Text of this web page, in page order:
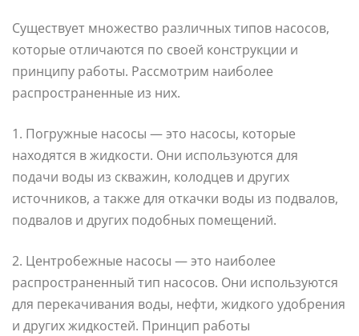
Существует множество различных типов насосов,
которые отличаются по своей конструкции и
принципу работы. Рассмотрим наиболее
распространенные из них.
1. Погружные насосы — это насосы, которые
находятся в жидкости. Они используются для
подачи воды из скважин, колодцев и других
источников, а также для откачки воды из подвалов,
подвалов и других подобных помещений.
2. Центробежные насосы — это наиболее
распространенный тип насосов. Они используются
для перекачивания воды, нефти, жидкого удобрения
и других жидкостей. Принцип работы